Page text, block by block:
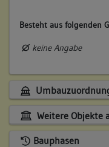
Besteht aus folgenden
keine Angabe
Weitere Objekte
Bauphasen